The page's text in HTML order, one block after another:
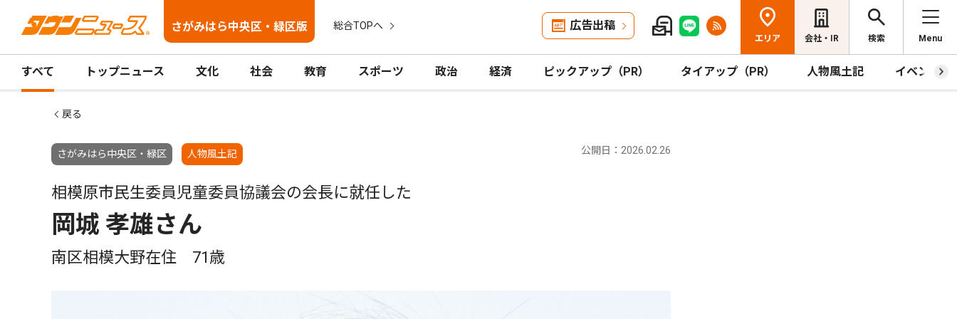
さがみはら中央区・緑区版 総合TOPへ 広告出稿
エリア 会社・IR 検索 Menu
すべて トップニュース 文化 社会 教育 スポーツ 政治 経済 ピックアップ（PR） タイアップ（PR） 人物風土記 イベント
戻る
さがみはら中央区・緑区 人物風土記 公開日：2026.02.26
相模原市民生委員児童委員協議会の会長に就任した
岡城 孝雄さん
南区相模大野在住 71歳